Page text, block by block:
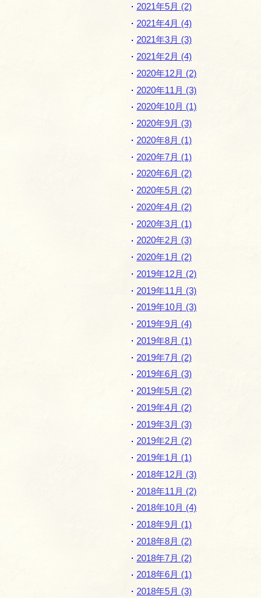
2021年5月 (2)
2021年4月 (4)
2021年3月 (3)
2021年2月 (4)
2020年12月 (2)
2020年11月 (3)
2020年10月 (1)
2020年9月 (3)
2020年8月 (1)
2020年7月 (1)
2020年6月 (2)
2020年5月 (2)
2020年4月 (2)
2020年3月 (1)
2020年2月 (3)
2020年1月 (2)
2019年12月 (2)
2019年11月 (3)
2019年10月 (3)
2019年9月 (4)
2019年8月 (1)
2019年7月 (2)
2019年6月 (3)
2019年5月 (2)
2019年4月 (2)
2019年3月 (3)
2019年2月 (2)
2019年1月 (1)
2018年12月 (3)
2018年11月 (2)
2018年10月 (4)
2018年9月 (1)
2018年8月 (2)
2018年7月 (2)
2018年6月 (1)
2018年5月 (3)